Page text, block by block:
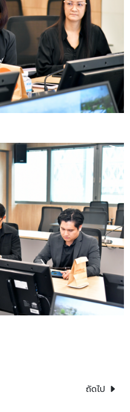
ถัดไป